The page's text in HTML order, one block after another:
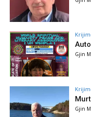
Gjin
Gjin